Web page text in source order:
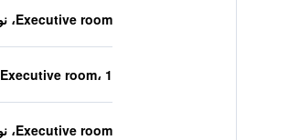
Executive room، نوع السرير غير معروف
Executive room، 1 سرير كينغ
Executive room، نوع السرير غير معروف